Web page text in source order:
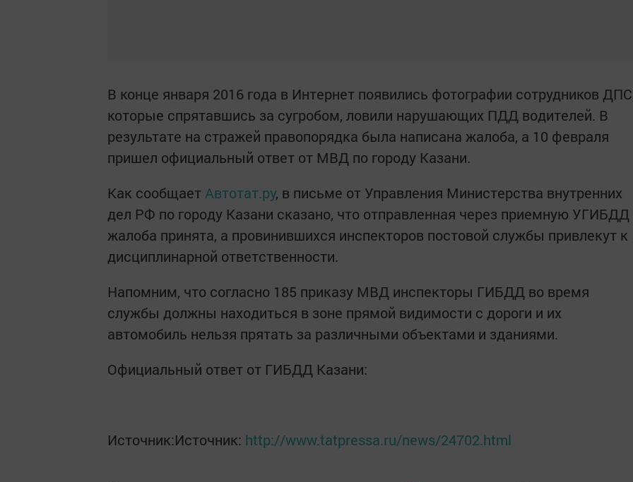
В конце января 2016 года в Интернет появились фотографии сотрудников
которые спрятавшись за сугробом, ловили нарушающих ПДД водителей. В
результате на стражей правопорядка была написана жалоба, а 10 февраля
пришел официальный ответ от МВД по городу Казани.
Как сообщает Автотат.ру, в письме от Управления Министерства внутренних
дел РФ по городу Казани сказано, что отправленная через приемную УГИБДД
жалоба принята, а провинившихся инспекторов постовой службы привлекут к
дисциплинарной ответственности.
Напомним, что согласно 185 приказу МВД инспекторы ГИБДД во время
службы должны находиться в зоне прямой видимости с дороги и их
автомобиль нельзя прятать за различными объектами и зданиями.
Официальный ответ от ГИБДД Казани:
Источник:Источник: http://www.tatpressa.ru/news/24702.html